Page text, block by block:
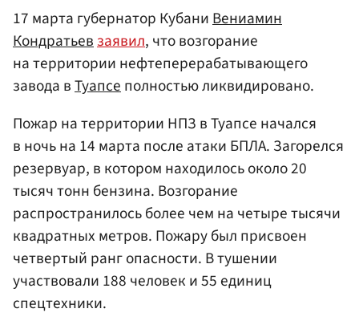
17 марта губернатор КубаниВениамин
Кондратьевзаявил, что возгорание
на территории нефтеперерабатывающего
завода вТуапсеполностью ликвидировано.
Пожар на территории НПЗ в Туапсе начался
в ночь на 14 марта после атаки БПЛА. Загорелся
резервуар, в котором находилось около 20
тысяч тонн бензина. Возгорание
распространилось более чем на четыре тысячи
квадратных метров. Пожару был присвоен
четвертый ранг опасности. В тушении
участвовали 188 человек и 55 единиц
спецтехники.